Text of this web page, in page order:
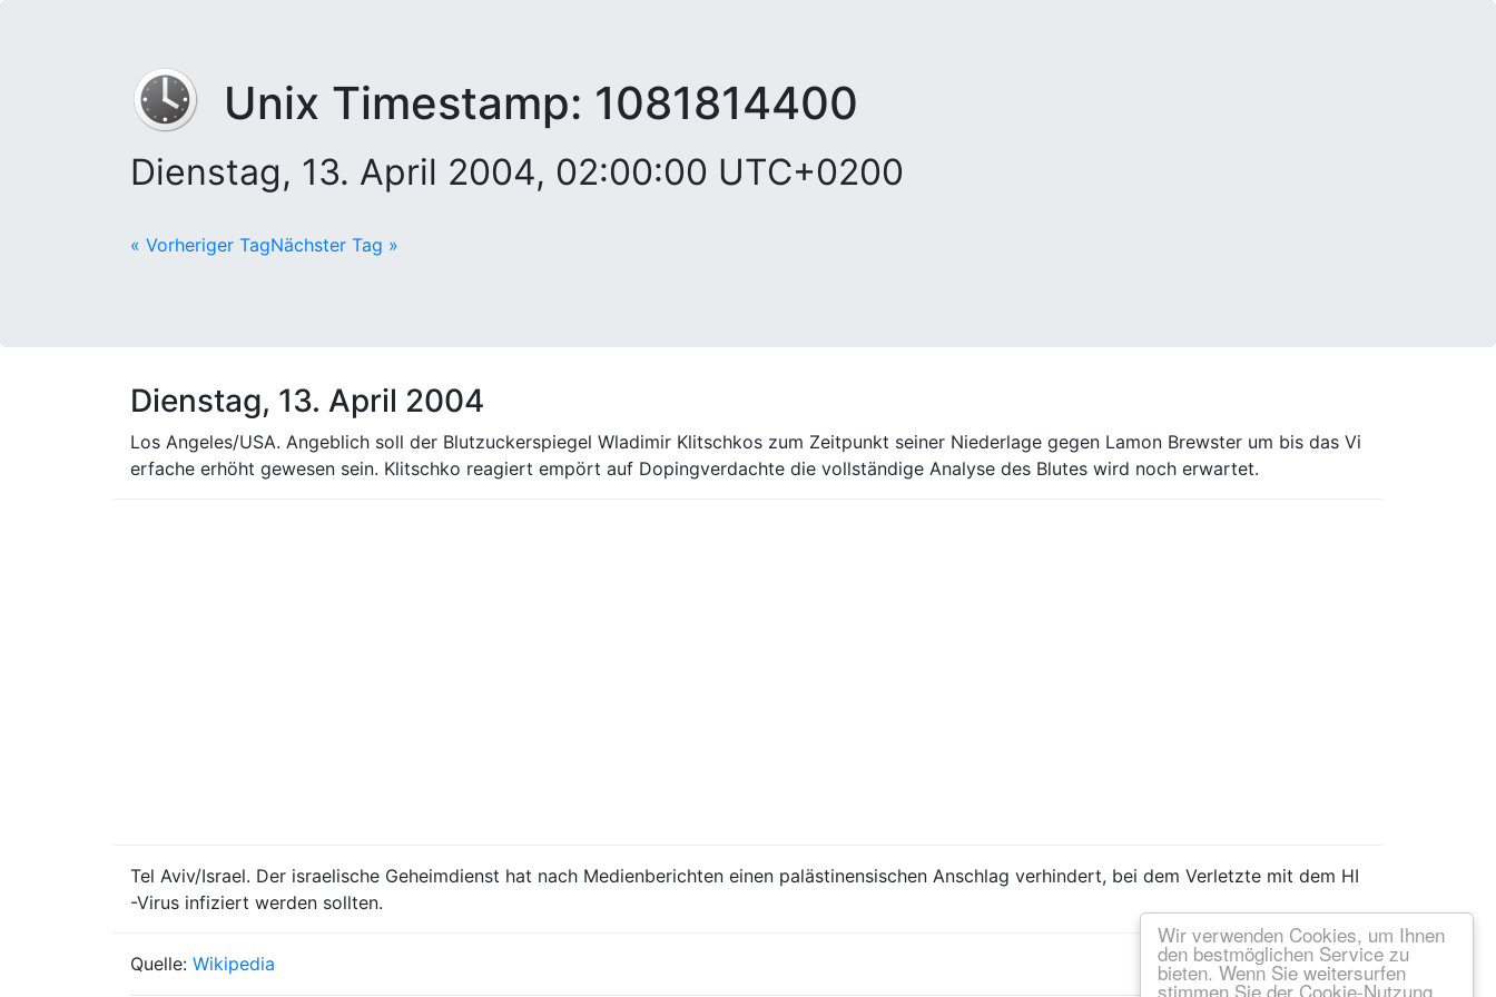
Wir verwenden Cookies, um Ihnen
den bestmöglichen Service zu
bieten. Wenn Sie weitersurfen
stimmen Sie der Cookie-Nutzung
Unix Timestamp: 1081814400
Dienstag, 13. April 2004, 02:00:00 UTC+0200
« Vorheriger TagNächster Tag »
Dienstag, 13. April 2004
Los Angeles/USA. Angeblich soll der Blutzuckerspiegel Wladimir Klitschkos zum Zeitpunkt seiner Niederlage gegen Lamon Brewster um bis das Vi
erfache erhöht gewesen sein. Klitschko reagiert empört auf Dopingverdachte die vollständige Analyse des Blutes wird noch erwartet.
Tel Aviv/Israel. Der israelische Geheimdienst hat nach Medienberichten einen palästinensischen Anschlag verhindert, bei dem Verletzte mit dem HI
-Virus infiziert werden sollten.
Quelle: Wikipedia